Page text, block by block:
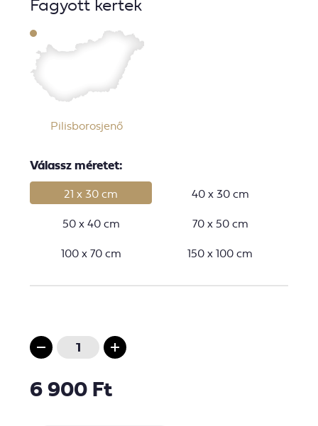
Pilisborosjenő
Válassz méretet:
21 x 30 cm
40 x 30 cm
50 x 40 cm
70 x 50 cm
100 x 70 cm
150 x 100 cm
6 900 Ft